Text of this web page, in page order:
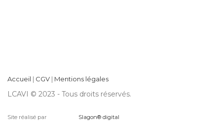
Accueil | CGV | Mentions légales
LCAVI © 2023 - Tous droits réservés.
Site réalisé par Slagon® digital